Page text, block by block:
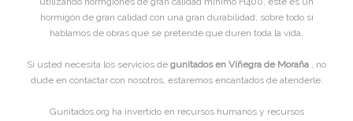
hormigón de gran calidad con una gran durabilidad, sobre todo si
hablamos de obras que se pretende que duren toda la vida.
Si usted necesita los servicios de gunitados en Viñegra de Moraña , no
dude en contactar con nosotros, estaremos encantados de atenderle.
Gunitados.org ha invertido en recursos humanos y recursos